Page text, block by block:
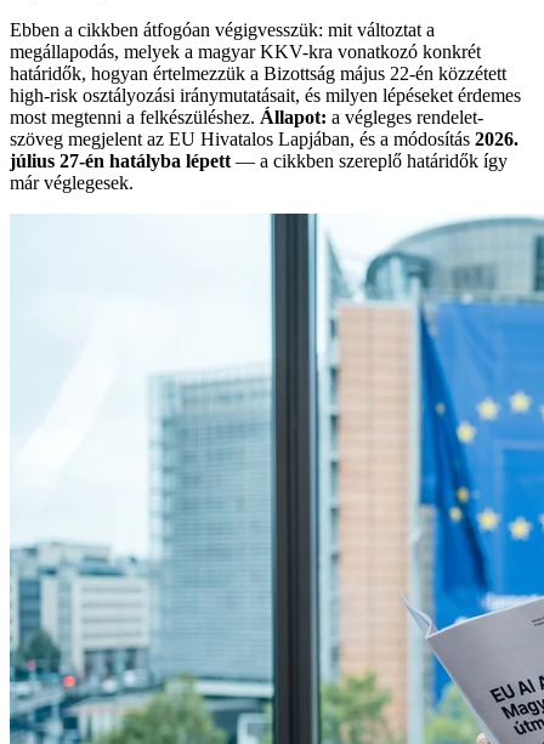
Ebben a cikkben átfogóan végigvesszük: mit változtat a
megállapodás, melyek a magyar KKV-kra vonatkozó konkrét
határidők, hogyan értelmezzük a Bizottság május 22-én közzétett
high-risk osztályozási iránymutatásait, és milyen lépéseket érdemes
most megtenni a felkészüléshez. Állapot: a végleges rendelet-
szöveg megjelent az EU Hivatalos Lapjában, és a módosítás 2026.
július 27-én hatályba lépett — a cikkben szereplő határidők így
már véglegesek.